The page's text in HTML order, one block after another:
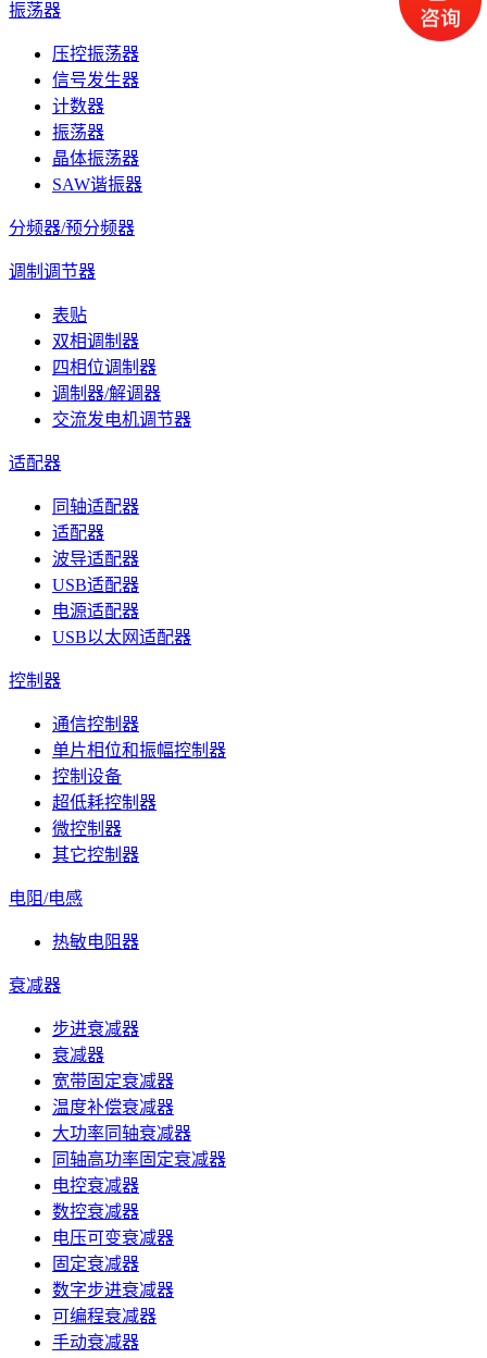
振荡器
压控振荡器
信号发生器
计数器
振荡器
晶体振荡器
SAW谐振器
分频器/预分频器
调制调节器
表贴
双相调制器
四相位调制器
调制器/解调器
交流发电机调节器
适配器
同轴适配器
适配器
波导适配器
USB适配器
电源适配器
USB以太网适配器
控制器
通信控制器
单片相位和振幅控制器
控制设备
超低耗控制器
微控制器
其它控制器
电阻/电感
热敏电阻器
衰减器
步进衰减器
衰减器
宽带固定衰减器
温度补偿衰减器
大功率同轴衰减器
同轴高功率固定衰减器
电控衰减器
数控衰减器
电压可变衰减器
固定衰减器
数字步进衰减器
可编程衰减器
手动衰减器